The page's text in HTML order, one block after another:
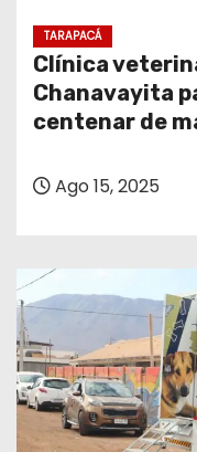
TARAPACÁ
Clínica
Chanavayita
centenar de
Ago 15, 2025